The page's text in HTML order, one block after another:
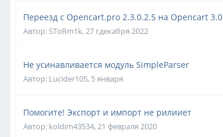
Переезд с Opencart.pro 2.3.0.2.5 на Opencart 3.0
Автор: SToRm1k, 27 гдекабря 2022
Не усинавливается модуль SimpleParser
Автор: Lucider105, 5 января
Помогите! Экспорт и импорт не рилииет
Автор: koldim43534, 21 февраля 2020